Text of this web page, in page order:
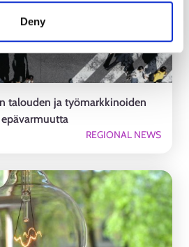
Deny
talouden ja työmarkkinoiden
REGIONAL NEWS